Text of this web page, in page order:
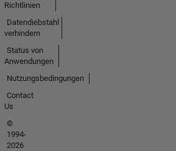
Richtlinien
Datendiebstahl
verhindern
Status von
Anwendungen
Nutzungsbedingungen
Contact
Us
©
1994-
2026